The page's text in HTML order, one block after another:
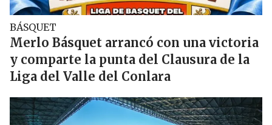
BÁSQUET
Merlo Básquet arrancó con una victoria
y comparte la punta del Clausura de la
Liga del Valle del Conlara